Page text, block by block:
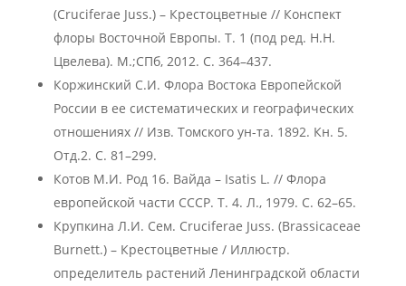
(Cruciferae Juss.) – Крестоцветные // Конспект
флоры Восточной Европы. Т. 1 (под ред. Н.Н.
Цвелева). М.;СПб, 2012. С. 364–437.
Коржинский С.И. Флора Востока Европейской
России в ее систематических и географических
отношениях // Изв. Томского ун-та. 1892. Кн. 5.
Отд.2. С. 81–299.
Котов М.И. Род 16. Вайда – Isatis L. // Флора
европейской части СССР. Т. 4. Л., 1979. С. 62–65.
Крупкина Л.И. Сем. Cruciferae Juss. (Brassicaceae
Burnett.) – Крестоцветные / Иллюстр.
определитель растений Ленинградской области